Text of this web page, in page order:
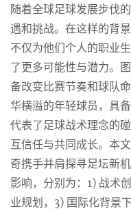
随着全球足球发展步伐
遇和挑战。在这样的背
不仅为他们个人的职业
了更多可能性与潜力。
备改变比赛节奏和球队
华横溢的年轻球员，具
代表了足球战术理念的
互信任与共同成长。本
奇携手并肩探寻足坛新
影响，分别为：1) 战术
业规划，3) 国际化背景